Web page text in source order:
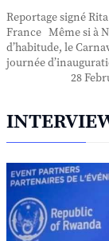
Reportage signé
France Même si à
d’habitude, le
journée
28